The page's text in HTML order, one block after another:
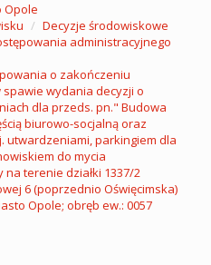
Opole
Decyzje środowiskowe
administracyjnego
o zakończeniu
wydania decyzji o
dla przeds. pn." Budowa
biurowo-socjalną oraz
utwardzeniami, parkingiem dla
do mycia
terenie działki 1337/2
6 (poprzednio Oświęcimska)
Opole; obręb ew.: 0057